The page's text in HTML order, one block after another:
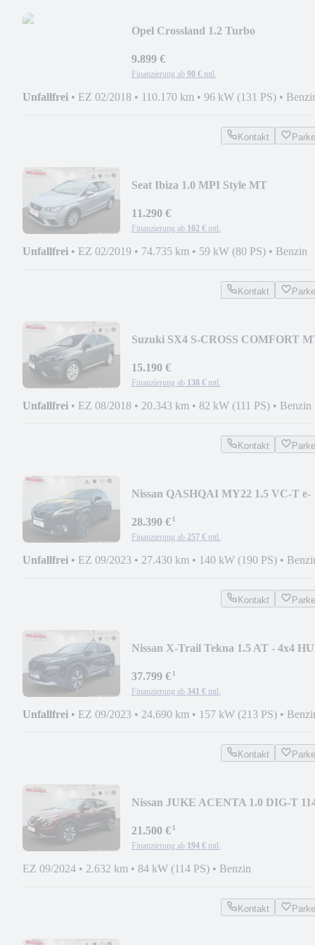
Opel Crossland 1.2 Turbo
9.899 €
Finanzierung ab 90 € mtl.
Unfallfrei • EZ 02/2018 • 110.170 km • 96 kW (131 PS) •
Kontakt
Seat Ibiza 1.0 MPI Style MT
11.290 €
Finanzierung ab 102 € mtl.
Unfallfrei • EZ 02/2019 • 74.735 km • 59 kW (80 PS) • Benzin
Kontakt
Suzuki SX4 S-CROSS COMFORT
15.190 €
Finanzierung ab 138 € mtl.
Unfallfrei • EZ 08/2018 • 20.343 km • 82 kW (111 PS) • Benzin
Kontakt
Nissan QASHQAI MY22 1.5 VC-T e-
28.390 €¹
Finanzierung ab 257 € mtl.
Unfallfrei • EZ 09/2023 • 27.430 km • 140 kW (190 PS) •
Kontakt
Nissan X-Trail Tekna 1.5 AT - 4x4
37.799 €¹
Finanzierung ab 341 € mtl.
Unfallfrei • EZ 09/2023 • 24.690 km • 157 kW (213 PS) •
Kontakt
Nissan JUKE ACENTA 1.0 DIG-T
21.500 €¹
Finanzierung ab 194 € mtl.
EZ 09/2024 • 2.632 km • 84 kW (114 PS) • Benzin
Kontakt